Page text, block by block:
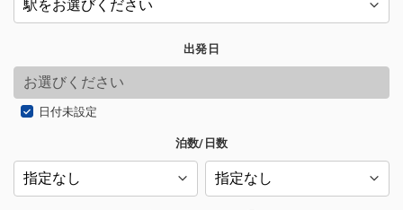
出発日
日付未設定
泊数/日数